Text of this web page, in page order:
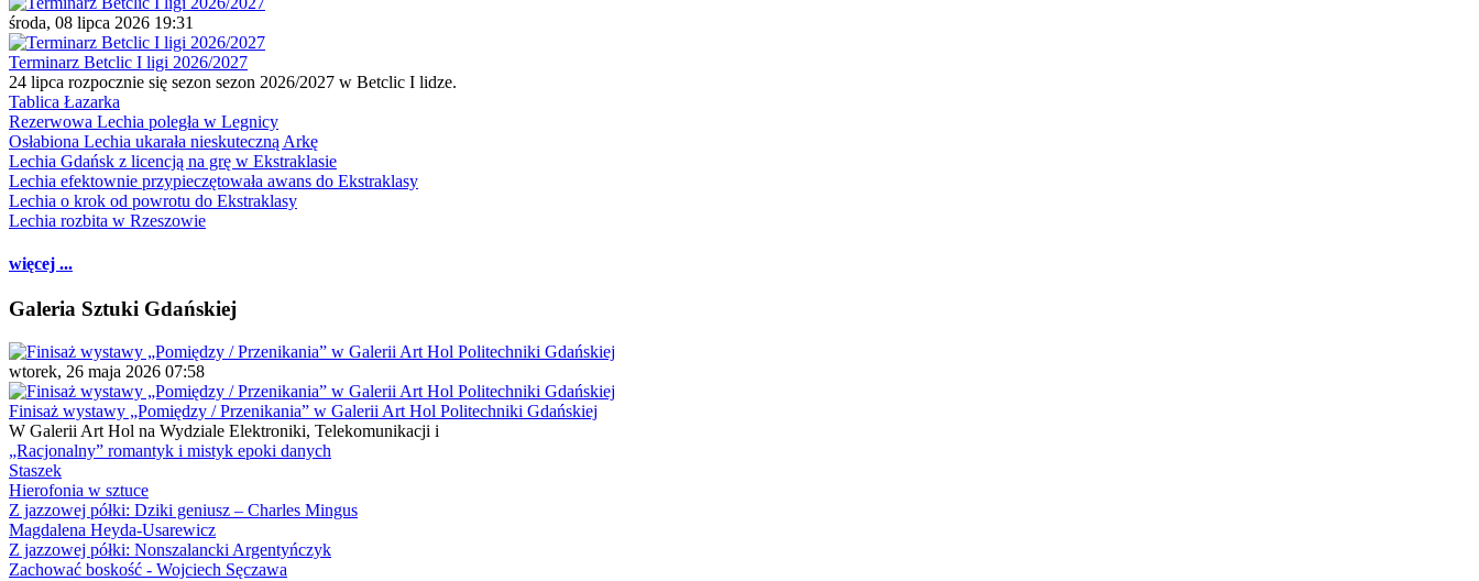
środa, 08 lipca 2026 19:31
Terminarz Betclic I ligi 2026/2027
24 lipca rozpocznie się sezon sezon 2026/2027 w Betclic I lidze.
Tablica Łazarka
Rezerwowa Lechia poległa w Legnicy
Osłabiona Lechia ukarała nieskuteczną Arkę
Lechia Gdańsk z licencją na grę w Ekstraklasie
Lechia efektownie przypieczętowała awans do Ekstraklasy
Lechia o krok od powrotu do Ekstraklasy
Lechia rozbita w Rzeszowie
więcej ...
Galeria Sztuki Gdańskiej
wtorek, 26 maja 2026 07:58
Finisaż wystawy „Pomiędzy / Przenikania” w Galerii Art Hol Politechniki Gdańskiej
W Galerii Art Hol na Wydziale Elektroniki, Telekomunikacji i
„Racjonalny” romantyk i mistyk epoki danych
Staszek
Hierofonia w sztuce
Z jazzowej półki: Dziki geniusz – Charles Mingus
Magdalena Heyda-Usarewicz
Z jazzowej półki: Nonszalancki Argentyńczyk
Zachować boskość - Wojciech Sęczawa